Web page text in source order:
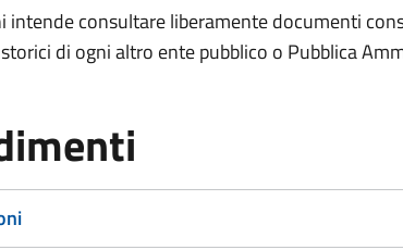
intende consultare liberamente documenti
di ogni altro ente pubblico o Pubblica